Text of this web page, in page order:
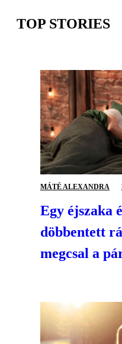
TOP STORIES
MÁTÉ ALEXANDRA
Egy éjszaka
döbbentett
megcsal a